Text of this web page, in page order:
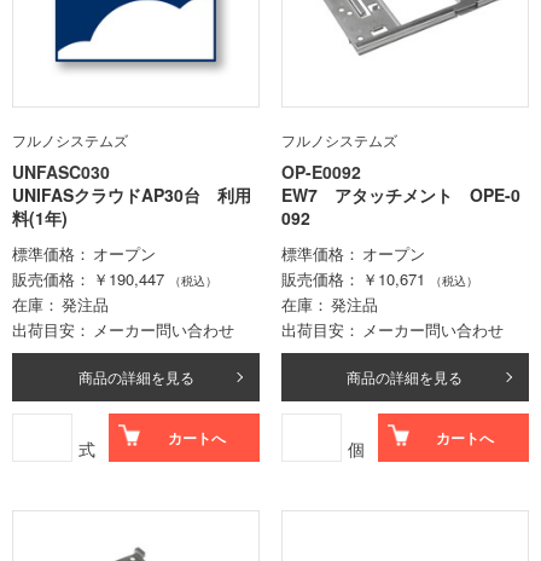
フルノシステムズ
UNFASC030
UNIFASクラウドAP30台 利用
料(1年)
標準価格
オープン
販売価格
￥190,447 （税込）
在庫
発注品
出荷目安
メーカー問い合わせ
商品の詳細を見る
式 カートへ
フルノシステムズ
OP-E0092
EW7 アタッチメント OPE-0
092
標準価格
オープン
販売価格
￥10,671 （税込）
在庫
発注品
出荷目安
メーカー問い合わせ
商品の詳細を見る
個 カートへ